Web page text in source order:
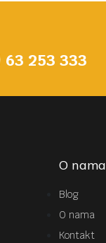
63 253 333
O nama
Blog
O nama
Kontakt